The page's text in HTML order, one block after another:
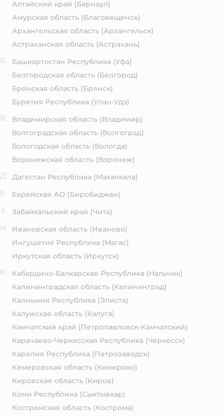
Алтайский край (Барнаул)
Амурская область (Благовещенск)
Архангельская область (Архангельск)
Астраханская область (Астрахань)
Башкортостан Республика (Уфа)
Белгородская область (Белгород)
Брянская область (Брянск)
Бурятия Республика (Улан-Удэ)
Владимирская область (Владимир)
Волгоградская область (Волгоград)
Вологодская область (Вологда)
Воронежская область (Воронеж)
Дагестан Республика (Махачкала)
Еврейская АО (Биробиджан)
Забайкальский край (Чита)
Ивановская область (Иваново)
Ингушетия Республика (Магас)
Иркутская область (Иркутск)
Кабардино-Балкарская Республика (Нальчик)
Калининградская область (Калининград)
Калмыкия Республика (Элиста)
Калужская область (Калуга)
Камчатский край (Петропавловск-Камчатский)
Карачаево-Черкесская Республика (Черкесск)
Карелия Республика (Петрозаводск)
Кемеровская область (Кемерово)
Кировская область (Киров)
Коми Республика (Сыктывкар)
Костромская область (Кострома)